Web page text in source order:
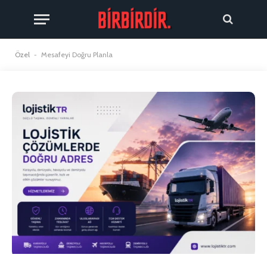
Özel - Mesafeyi Doğru Planla